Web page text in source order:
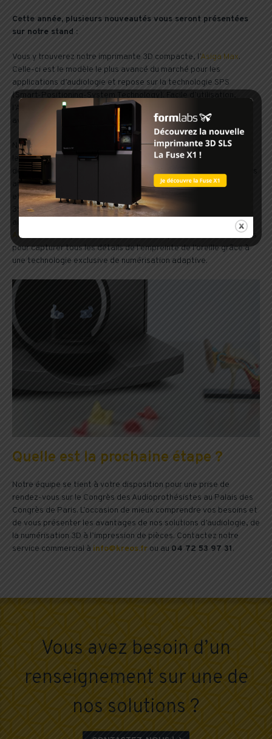
Cette année, plusieurs nouveautés vous seront présentées
sur notre stand :
Vous y trouverez notre imprimante 3D compacte, l’Asiga Max.
Celle-ci est le modèle le plus avancé du marché pour les
applications d’audiologie et repose sur la technologie SPS
(Smart-Positioning-System Technology). Facile d’utilisation,
l’Asiga Max propose une calibration simplifiée et est compatible
avec une très large gamme de résines.
Nous vous ferons aussi découvrir deux scanners 3D de 3Shape,
leader des technologies CAO/FAO pour la production numérique
de coques d’aide auditive, d’embouts auriculaires, de protections
anti-bruit et d’embouts souples. Associant logiciels 3D, matériel
et technologie de base de données de pointe, les solutions
3Shape apportent une réponse intégrée et performante aux
scanners
A1/A1+
de 3Shape offrent des niveaux de précision de 22 mi­crons
pour capturer tous les détails de l’empreinte de l’oreille grâce à
une technologie exclusive de numérisation adaptive.
Quelle est la prochaine étape ?
Notre équipe se tient à votre disposition pour une prise de
rendez-vous sur le Congrès des Audioprothésistes au Palais des
Congrès de Paris. L’occasion de mieux comprendre vos besoins et
de vous présenter les avantages de nos solutions d’audiologie, de
la numérisation 3D à l’impression de pièces. Contactez notre
service commercial à info@kreos.fr ou au 04 72 53 97 31.
Vous avez besoin d’un
renseignement sur une de
nos solutions ?